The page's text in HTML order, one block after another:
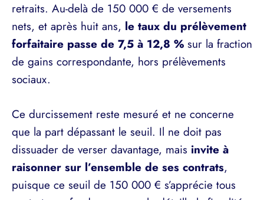
retraits. Au-delà de 150 000 € de versements
nets, et après huit ans, le taux du prélèvement
forfaitaire passe de 7,5 à 12,8 % sur la fraction
de gains correspondante, hors prélèvements
sociaux.
Ce durcissement reste mesuré et ne concerne
que la part dépassant le seuil. Il ne doit pas
dissuader de verser davantage, mais invite à
raisonner sur l’ensemble de ses contrats,
puisque ce seuil de 150 000 € s’apprécie tous